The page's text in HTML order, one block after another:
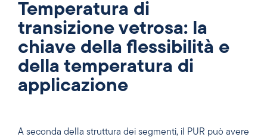
Temperatura di
transizione vetrosa: la
chiave della flessibilità e
della temperatura di
applicazione
A seconda della struttura dei segmenti, il PUR può avere